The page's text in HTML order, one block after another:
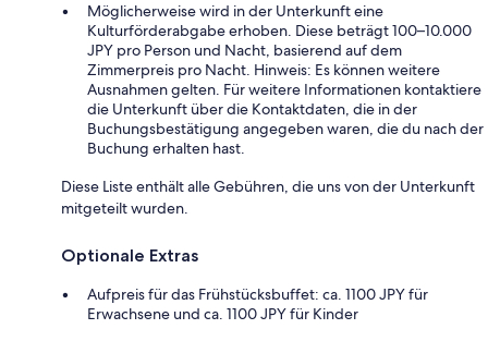
Möglicherweise wird in der Unterkunft eine
Kulturförderabgabe erhoben. Diese beträgt 100–10.000
JPY pro Person und Nacht, basierend auf dem
Zimmerpreis pro Nacht. Hinweis: Es können weitere
Ausnahmen gelten. Für weitere Informationen kontaktiere
die Unterkunft über die Kontaktdaten, die in der
Buchungsbestätigung angegeben waren, die du nach der
Buchung erhalten hast.
Diese Liste enthält alle Gebühren, die uns von der Unterkunft
mitgeteilt wurden.
Optionale Extras
Aufpreis für das Frühstücksbuffet: ca. 1100 JPY für
Erwachsene und ca. 1100 JPY für Kinder